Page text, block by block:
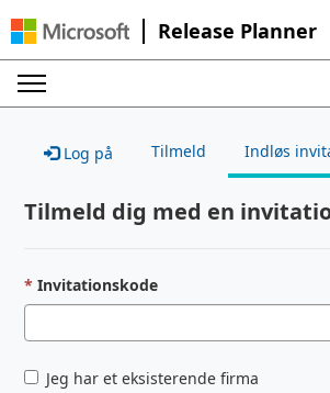
Release Planner
Log på Tilmeld Indløs
Tilmeld dig med en
Invitationskode
Jeg har et eksisterende firma